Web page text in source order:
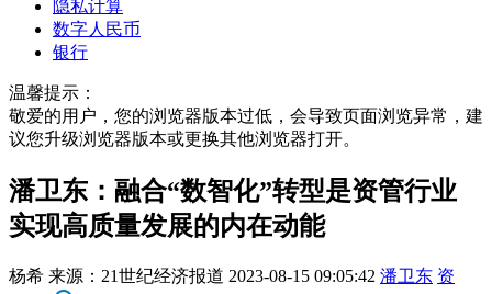
隐私计算
数字人民币
银行
温馨提示：
敬爱的用户，您的浏览器版本过低，会导致页面浏览异常，建
议您升级浏览器版本或更换其他浏览器打开。
潘卫东：融合“数智化”转型是资管行业
实现高质量发展的内在动能
杨希 来源： 21世纪经济报道 2023-08-15 09:05:42 潘卫东 资